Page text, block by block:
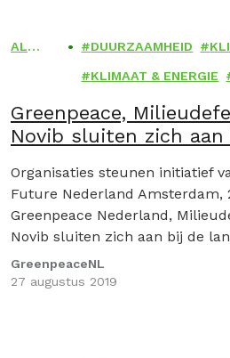
ALGE
DUURZAAMHEID
KLIMAAT & ENERGIE
Greenpeace,
Novib sluiten zich
Organisaties steunen initiatief
Future Nederland Amsterdam,
Greenpeace Nederland,
Novib sluiten zich aan bij de
op 27 september.…
GreenpeaceNL
27 augustus 2019